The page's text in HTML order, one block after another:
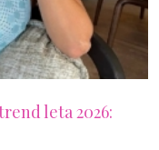
leta 2026: